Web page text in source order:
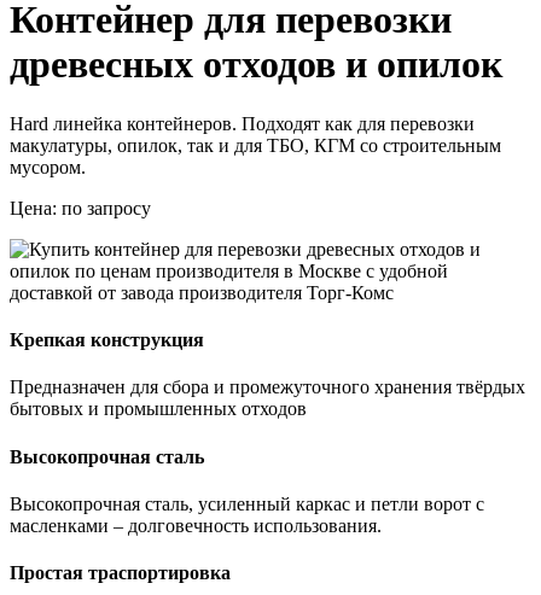
Контейнер для перевозки
древесных отходов и опилок
Hard линейка контейнеров. Подходят как для перевозки
макулатуры, опилок, так и для ТБО, КГМ со строительным
мусором.
Цена: по запросу
Крепкая конструкция
Предназначен для сбора и промежуточного хранения твёрдых
бытовых и промышленных отходов
Высокопрочная сталь
Высокопрочная сталь, усиленный каркас и петли ворот с
масленками – долговечность использования.
Простая траспортировка